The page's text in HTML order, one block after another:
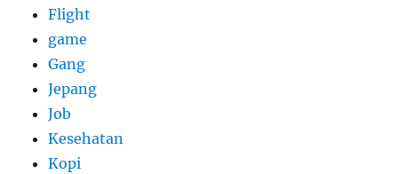
Flight
game
Gang
Jepang
Job
Kesehatan
Kopi